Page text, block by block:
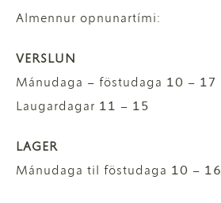
Almennur opnunartími:
VERSLUN
Mánudaga – föstudaga 10 – 17
Laugardagar 11 – 15
LAGER
Mánudaga til föstudaga 10 – 16